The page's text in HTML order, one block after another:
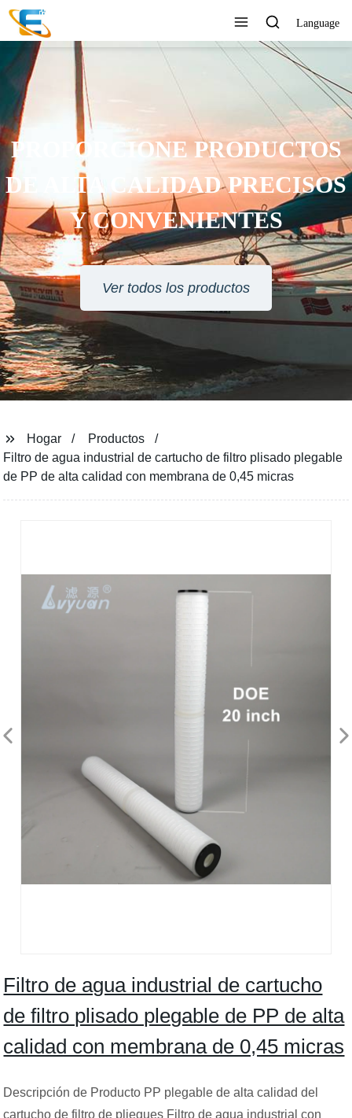
Language
AL CLIENTE 24
HORAS EN LÍNEA
Ver todos los productos
Hogar
Productos
Filtro de agua industrial de cartucho de filtro plisado plegable
de PP de alta calidad con membrana de 0,45 micras
Filtro de agua industrial de cartucho
de filtro plisado plegable de PP de alta
calidad con membrana de 0,45 micras
Descripción de Producto PP plegable de alta calidad del
cartucho de filtro de pliegues Filtro de agua industrial con